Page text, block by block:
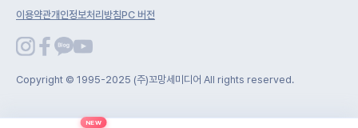
이용약관개인정보처리방침PC 버전
Copyright © 1995-2025 (주)꼬망세미디어 All rights reserved.
NEW